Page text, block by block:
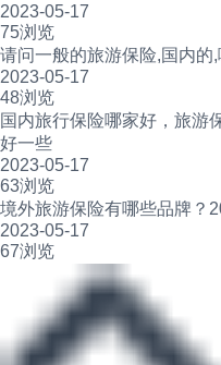
2023-05-17
75浏览
请问一般的旅游保险,国内
2023-05-17
48浏览
国内旅行保险哪家好，旅游
好一些
2023-05-17
63浏览
境外旅游保险有哪些品牌？
2023-05-17
67浏览